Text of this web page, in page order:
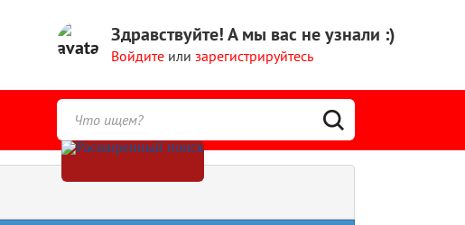
Здравствуйте!А мы вас не узнали :)
Войдите или зарегистрируйтесь